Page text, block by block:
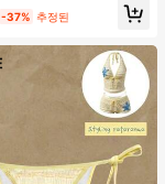
-37% 추정된